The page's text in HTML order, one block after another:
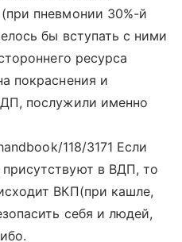
пневмонии 30%-й
бы вступать с ними
ресурса
покраснения и
послужили именно
118/3171 Если
в ВДП, то
ВКП(при кашле,
себя и людей,